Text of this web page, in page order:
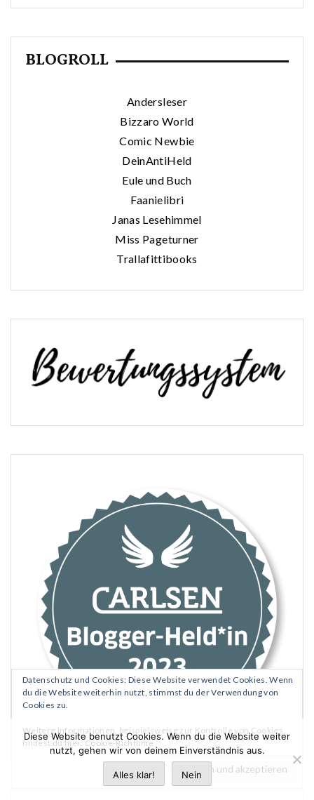
BLOGROLL
Andersleser
Bizzaro World
Comic Newbie
DeinAntiHeld
Eule und Buch
Faanielibri
Janas Lesehimmel
Miss Pageturner
Trallafittibooks
Datenschutz und Cookies: Diese Website verwendet Cookies. Wenn
du die Website weiterhin nutzt, stimmst du der Verwendung von
Cookies zu.
Weitere Informationen, beispielsweise zur Kontrolle von Cookies,
findest du hier:Cookie-Richtlinie
Diese Website benutzt Cookies. Wenn du die Website weiter
nutzt, gehen wir von deinem Einverständnis aus.
Alles klar! Nein